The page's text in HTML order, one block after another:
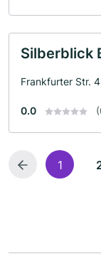
Silberblick
Frankfurter Str.
0.0
1